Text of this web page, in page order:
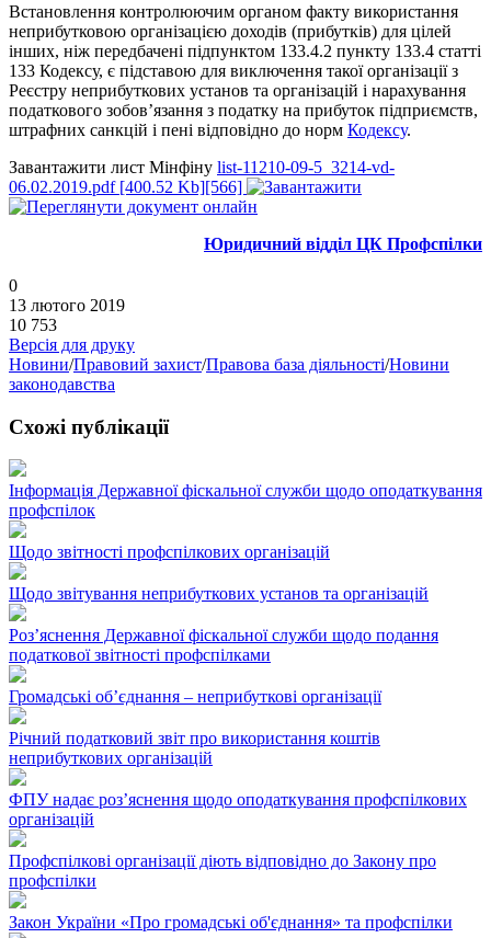
Встановлення контролюючим органом факту використання
неприбутковою організацією доходів (прибутків) для цілей
інших, ніж передбачені підпунктом 133.4.2 пункту 133.4 статті
133 Кодексу, є підставою для виключення такої організації з
Реєстру неприбуткових установ та організацій і нарахування
податкового зобов’язання з податку на прибуток підприємств,
штрафних санкцій і пені відповідно до норм Кодексу.
Завантажити лист Мінфіну list-11210-09-5_3214-vd-
06.02.2019.pdf [400.52 Kb][566]
Юридичний відділ ЦК Профспілки
0
13 лютого 2019
10 753
Версія для друку
Новини/Правовий захист/Правова база діяльності/Новини
законодавства
Схожі публікації
Інформація Державної фіскальної служби щодо оподаткування
профспілок
Щодо звітності профспілкових організацій
Щодо звітування неприбуткових установ та організацій
Роз’яснення Державної фіскальної служби щодо подання
податкової звітності профспілками
Громадські об’єднання – неприбуткові організації
Річний податковий звіт про використання коштів
неприбуткових організацій
ФПУ надає роз’яснення щодо оподаткування профспілкових
організацій
Профспілкові організації діють відповідно до Закону про
профспілки
Закон України «Про громадські об'єднання» та профспілки